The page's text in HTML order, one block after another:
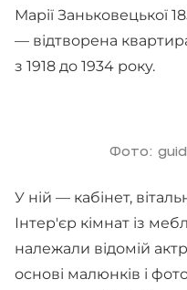
Марії Заньковецької
— відтворена
з 1918 до 1934 року.
Фото:
У ній — кабінет,
Інтер'єр кімнат із
належали відомій
основі малюнків і